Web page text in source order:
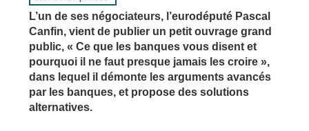
L’un de ses négociateurs, l’eurodéputé Pascal
Canfin, vient de publier un petit ouvrage grand
public, « Ce que les banques vous disent et
pourquoi il ne faut presque jamais les croire »,
dans lequel il démonte les arguments avancés
par les banques, et propose des solutions
alternatives.